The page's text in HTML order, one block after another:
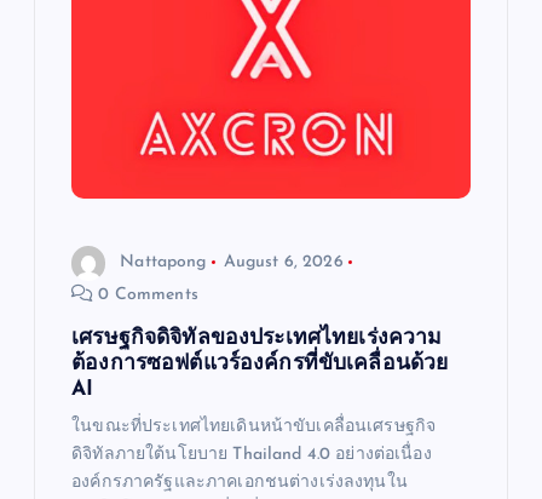
Nattapong
August 6, 2026
0 Comments
เศรษฐกิจดิจิทัลของประเทศไทยเร่งความ
ต้องการซอฟต์แวร์องค์กรที่ขับเคลื่อนด้วย
AI
ในขณะที่ประเทศไทยเดินหน้าขับเคลื่อนเศรษฐกิจ
ดิจิทัลภายใต้นโยบาย Thailand 4.0 อย่างต่อเนื่อง
องค์กรภาครัฐและภาคเอกชนต่างเร่งลงทุนใน